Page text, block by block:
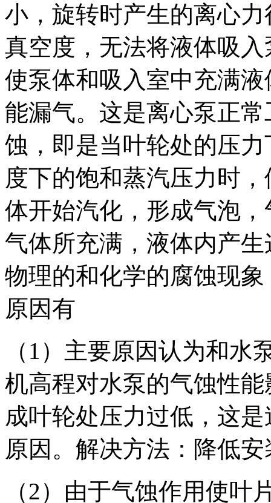
小，旋转时产生的离心
真空度，无法将液体吸
使泵体和吸入室中充满
能漏气。这是离心泵正
蚀，即是当叶轮处的压
度下的饱和蒸汽压力时
体开始汽化，形成气泡
气体所充满，液体内产
物理的和化学的腐蚀现
原因有
（1）主要原因认为和
机高程对水泵的气蚀性
成叶轮处压力过低，这
原因。解决方法：降低
（2）由于气蚀作用使